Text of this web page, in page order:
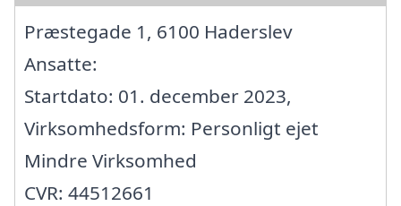
Præstegade 1, 6100 Haderslev
Ansatte:
Startdato: 01. december 2023,
Virksomhedsform: Personligt ejet
Mindre Virksomhed
CVR: 44512661